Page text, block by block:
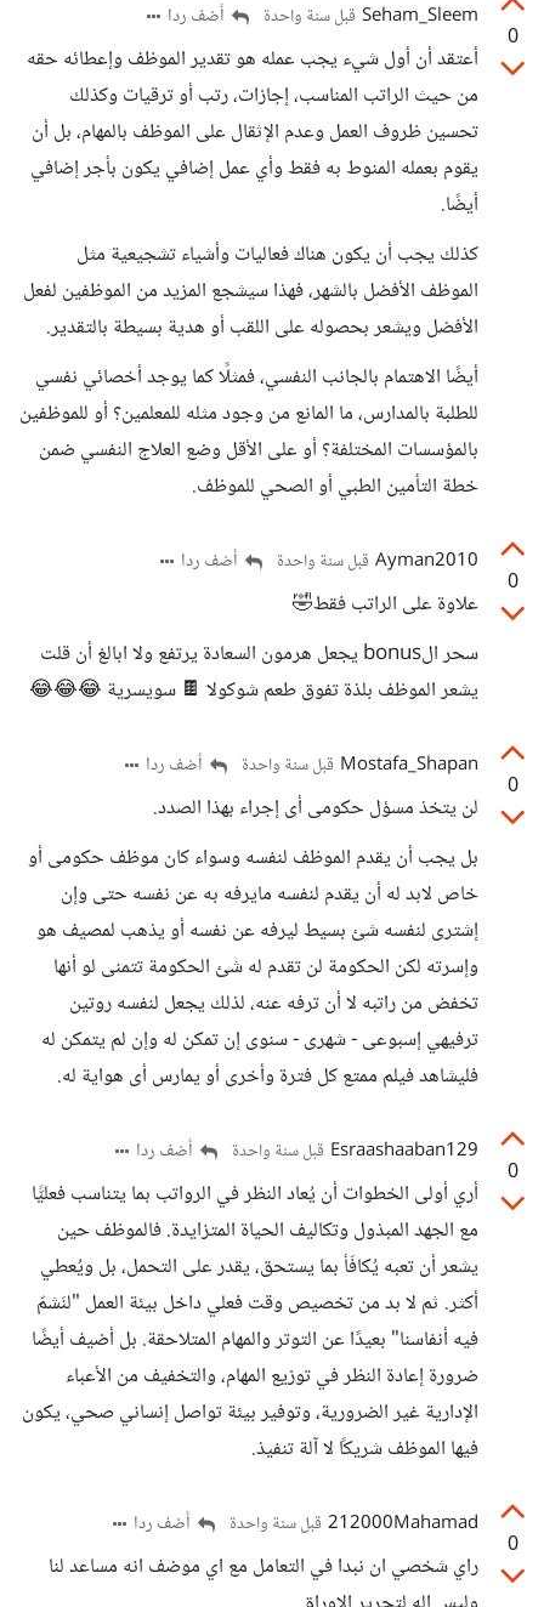
0
Seham_Sleem قبل سنة واحدة أضف ردا
أعتقد أن أول شيء يجب عمله هو تقدير الموظف وإعطائه حقه
من حيث الراتب المناسب، إجازات، رتب أو ترقيات وكذلك
تحسين ظروف العمل وعدم الإثقال على الموظف بالمهام، بل أن
يقوم بعمله المنوط به فقط وأي عمل إضافي يكون بأجر إضافي
أيضًا.
كذلك يجب أن يكون هناك فعاليات وأشياء تشجيعية مثل
الموظف الأفضل بالشهر، فهذا سيشجع المزيد من الموظفين لفعل
الأفضل ويشعر بحصوله على اللقب أو هدية بسيطة بالتقدير.
أيضًا الاهتمام بالجانب النفسي، فمثلًا كما يوجد أخصائي نفسي
للطلبة بالمدارس، ما المانع من وجود مثله للمعلمين؟ أو للموظفين
بالمؤسسات المختلفة؟ أو على الأقل وضع العلاج النفسي ضمن
خطة التأمين الطبي أو الصحي للموظف.
0
Ayman2010 قبل سنة واحدة أضف ردا
علاوة على الراتب فقط🤣
سحر الbonus يجعل هرمون السعادة يرتفع ولا ابالغ أن قلت
يشعر الموظف بلذة تفوق طعم شوكولا 🍫 سويسرية 😂😂😂
0
Mostafa_Shapan قبل سنة واحدة أضف ردا
لن يتخذ مسؤل حكومى أى إجراء بهذا الصدد.
بل يجب أن يقدم الموظف لنفسه وسواء كان موظف حكومى أو
خاص لابد له أن يقدم لنفسه مايرفه به عن نفسه حتى وإن
إشترى لنفسه شئ بسيط ليرفه عن نفسه أو يذهب لمصيف هو
وإسرته لكن الحكومة لن تقدم له شئ الحكومة تتمنى لو أنها
تخفض من راتبه لا أن ترفه عنه، لذلك يجعل لنفسه روتين
ترفيهي إسبوعى - شهرى - سنوى إن تمكن له وإن لم يتمكن له
فليشاهد فيلم ممتع كل فترة وأخرى أو يمارس أى هواية له.
0
Esraashaaban129 قبل سنة واحدة أضف ردا
أري أولى الخطوات أن يُعاد النظر في الرواتب بما يتناسب فعليًّا
مع الجهد المبذول وتكاليف الحياة المتزايدة. فالموظف حين
يشعر أن تعبه يُكافَأ بما يستحق، يقدر على التحمل، بل ويُعطي
أكثر. ثم لا بد من تخصيص وقت فعلي داخل بيئة العمل "لنَشمّ
فيه أنفاسنا" بعيدًا عن التوتر والمهام المتلاحقة. بل أضيف أيضًا
ضرورة إعادة النظر في توزيع المهام، والتخفيف من الأعباء
الإدارية غير الضرورية، وتوفير بيئة تواصل إنساني صحي، يكون
فيها الموظف شريكًا لا آلة تنفيذ.
0
212000Mahamad قبل سنة واحدة أضف ردا
راي شخصي ان نبدا في التعامل مع اي موضف انه مساعد لنا